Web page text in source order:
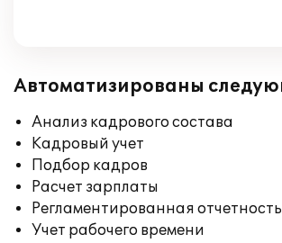
Автоматизированы
Анализ кадрового состава
Кадровый учет
Подбор кадров
Расчет зарплаты
Регламентированная отчетность
Учет рабочего времени